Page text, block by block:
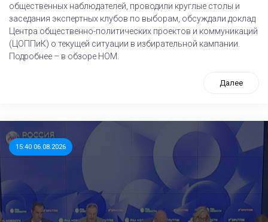
общественных наблюдателей, проводили круглые столы и
заседания экспертных клубов по выборам, обсуждали доклад
Центра общественно-политических проектов и коммуникаций
(ЦОППиК) о текущей ситуации в избирательной кампании.
Подробнее – в обзоре НОМ.
Далее
15:40 06.08.2026